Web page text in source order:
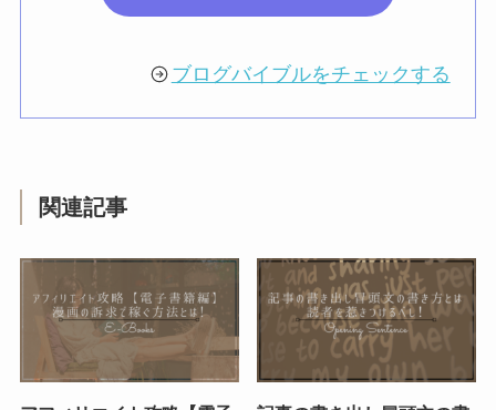
ブログバイブルをチェックする
関連記事